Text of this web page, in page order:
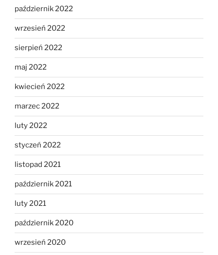
październik 2022
wrzesień 2022
sierpień 2022
maj 2022
kwiecień 2022
marzec 2022
luty 2022
styczeń 2022
listopad 2021
październik 2021
luty 2021
październik 2020
wrzesień 2020